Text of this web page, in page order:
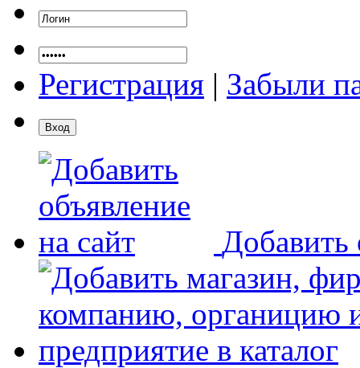
Регистрация | Забыли
Добавить